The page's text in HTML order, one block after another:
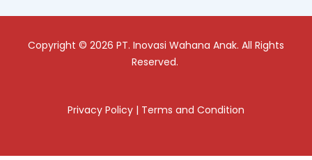
Copyright © 2026 PT. Inovasi Wahana Anak. All Rights
Reserved.
Privacy Policy | Terms and Condition